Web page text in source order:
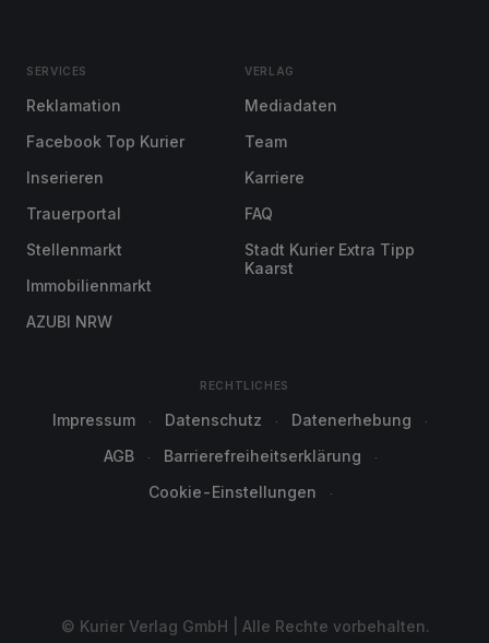
SERVICES
Reklamation
Facebook Top Kurier
Inserieren
Trauerportal
Stellenmarkt
Immobilienmarkt
AZUBI NRW
VERLAG
Mediadaten
Team
Karriere
FAQ
Stadt Kurier Extra Tipp
Kaarst
RECHTLICHES
Impressum Datenschutz
Datenerhebung
AGB
Barrierefreiheitserklärung
Cookie-Einstellungen
© Kurier Verlag GmbH | Alle Rechte vorbehalten.